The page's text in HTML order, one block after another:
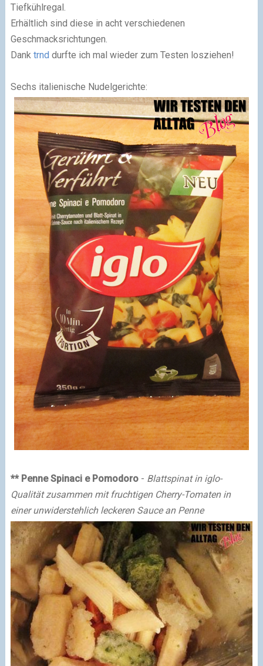
Tiefkühlregal.
Erhältlich sind diese in acht verschiedenen
Geschmacksrichtungen.
Dank trnd durfte ich mal wieder zum Testen losziehen!
Sechs italienische Nudelgerichte:
** Penne Spinaci e Pomodoro- Blattspinat in iglo-
Qualität zusammen mit fruchtigen Cherry-Tomaten in
einer unwiderstehlich leckeren Sauce an Penne